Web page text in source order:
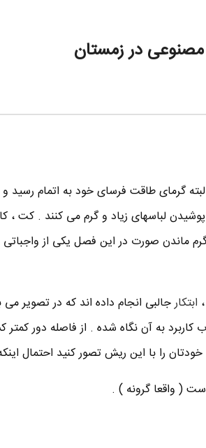
گرمای طاقت فرسای خود به اتمام رسید
پوشیدن لباسهای زیاد و گرم می کنند . کت
ماندن صورت در این فصل یکی از واجباتی
ابتکارجالبی انجام داده اند که در تصویر
کاربرد به آن نگاه شده . از فاصله دور
را با این ریش تصور کنید احتمال